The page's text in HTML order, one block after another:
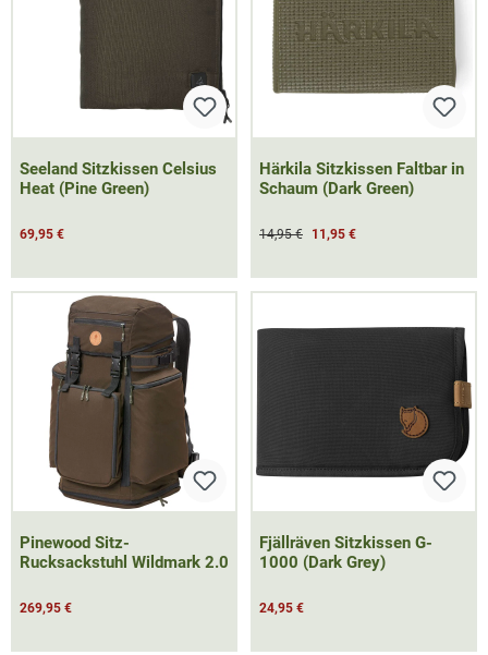
Seeland Sitzkissen Celsius
Heat (Pine Green)
69,95 €
Härkila Sitzkissen Faltbar in
Schaum (Dark Green)
14,95 € 11,95 €
Pinewood Sitz-
Rucksackstuhl Wildmark 2.0
269,95 €
Fjällräven Sitzkissen G-
1000 (Dark Grey)
24,95 €